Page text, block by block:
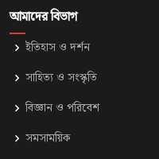
আমাদের বিভাগ
ইতিহাস ও দর্শন
সাহিত্য ও সংস্কৃতি
⁠বিজ্ঞান ও পরিবেশ
সমসাময়িক